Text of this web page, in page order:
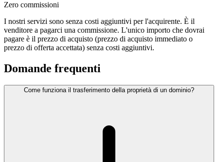
Zero commissioni
I nostri servizi sono senza costi aggiuntivi per l'acquirente. È il
venditore a pagarci una commissione. L'unico importo che dovrai
pagare è il prezzo di acquisto (prezzo di acquisto immediato o
prezzo di offerta accettata) senza costi aggiuntivi.
Domande frequenti
Come funziona il trasferimento della proprietà di un dominio?